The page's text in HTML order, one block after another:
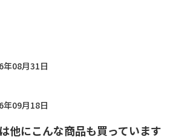
08月31日
09月18日
他にこんな商品も買っています